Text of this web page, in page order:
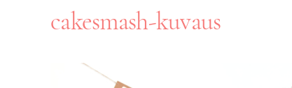
cakesmash-kuvaus